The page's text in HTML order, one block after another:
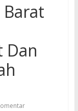
Barat
Dan